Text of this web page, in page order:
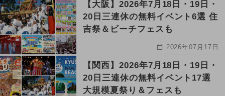
【大阪】2026年7月18日・19日・
20日三連休の無料イベント6選 住
吉祭＆ビーチフェスも
2026年07月17日
【関西】2026年7月18日・19日・
20日三連休の無料イベント17選
大規模夏祭り＆フェスも